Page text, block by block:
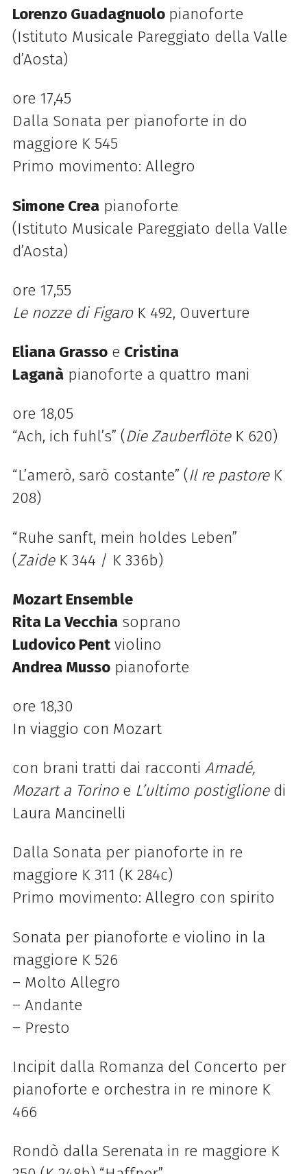
Lorenzo Guadagnuolo pianoforte
(Istituto Musicale Pareggiato della Valle
d’Aosta)
ore 17,45
Dalla Sonata per pianoforte in do
maggiore K 545
Primo movimento: Allegro
Simone Crea pianoforte
(Istituto Musicale Pareggiato della Valle
d’Aosta)
ore 17,55
Le nozze di FigaroK 492, Ouverture
Eliana Grasso e Cristina
Laganà pianoforte a quattro mani
ore 18,05
“Ach, ich fuhl’s” (Die ZauberflöteK 620)
“L’amerò, sarò costante” (Il re pastore K
208)
“Ruhe sanft, mein holdes Leben”
(ZaideK 344 / K 336b)
Mozart Ensemble
Rita La Vecchia soprano
Ludovico Pent violino
Andrea Musso pianoforte
ore 18,30
In viaggio con Mozart
con brani tratti dai racconti Amadé,
Mozart a Torino e L’ultimo postiglione di
Laura Mancinelli
Dalla Sonata per pianoforte in re
maggiore K 311 (K 284c)
Primo movimento: Allegro con spirito
Sonata per pianoforte e violino in la
maggiore K 526
– Molto Allegro
– Andante
– Presto
Incipit dalla Romanza del Concerto per
pianoforte e orchestra in re minore K
466
Rondò dalla Serenata in re maggiore K